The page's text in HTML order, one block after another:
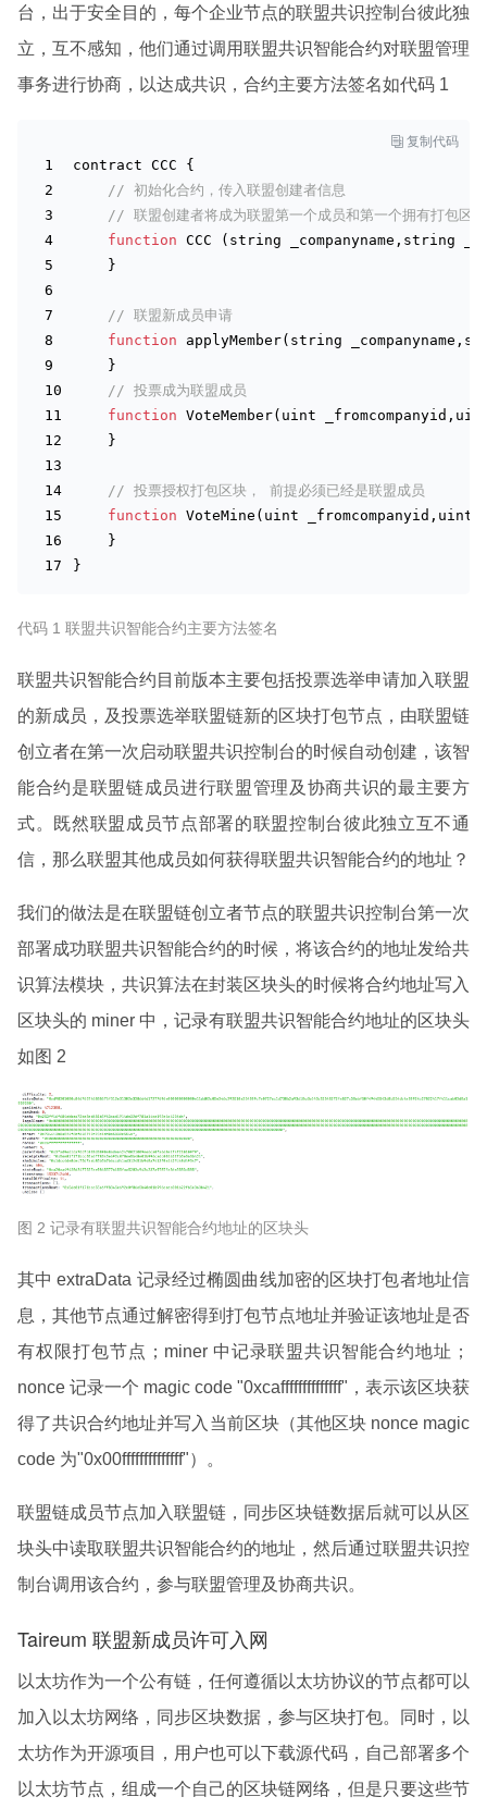
台，出于安全目的，每个企业节点的联盟共识控制台彼此独
立，互不感知，他们通过调用联盟共识智能合约对联盟管理
事务进行协商，以达成共识，合约主要方法签名如代码 1
 复制代码
contract CCC {
// 初始化合约，传入联盟创建者信息
// 联盟创建者将成为联盟第一个成员和第一个拥有打包区
function CCC ( string _companyname, string
    }
// 联盟新成员申请
function applyMember( string _companyname ,
    }
// 投票成为联盟成员
function VoteMember( uint _fromcompanyid ,
    }
// 投票授权打包区块， 前提必须已经是联盟成员
function VoteMine( uint _fromcompanyid , uint
    }
}
代码 1 联盟共识智能合约主要方法签名
联盟共识智能合约目前版本主要包括投票选举申请加入联盟
的新成员，及投票选举联盟链新的区块打包节点，由联盟链
创立者在第一次启动联盟共识控制台的时候自动创建，该智
能合约是联盟链成员进行联盟管理及协商共识的最主要方
式。既然联盟成员节点部署的联盟控制台彼此独立互不通
信，那么联盟其他成员如何获得联盟共识智能合约的地址？
我们的做法是在联盟链创立者节点的联盟共识控制台第一次
部署成功联盟共识智能合约的时候，将该合约的地址发给共
识算法模块，共识算法在封装区块头的时候将合约地址写入
区块头的 miner 中，记录有联盟共识智能合约地址的区块头
如图 2
图 2 记录有联盟共识智能合约地址的区块头
其中 extraData 记录经过椭圆曲线加密的区块打包者地址信
息，其他节点通过解密得到打包节点地址并验证该地址是否
有权限打包节点；miner 中记录联盟共识智能合约地址；
nonce 记录一个 magic code "0xcaffffffffffffff"，表示该区块获
得了共识合约地址并写入当前区块（其他区块 nonce magic
code 为"0x00ffffffffffffff"）。
联盟链成员节点加入联盟链，同步区块链数据后就可以从区
块头中读取联盟共识智能合约的地址，然后通过联盟共识控
制台调用该合约，参与联盟管理及协商共识。
Taireum 联盟新成员许可入网
以太坊作为一个公有链，任何遵循以太坊协议的节点都可以
加入以太坊网络，同步区块数据，参与区块打包。同时，以
太坊作为开源项目，用户也可以下载源代码，自己部署多个
以太坊节点，组成一个自己的区块链网络，但是只要这些节